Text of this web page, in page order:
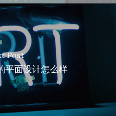
Post
平面设计怎么样